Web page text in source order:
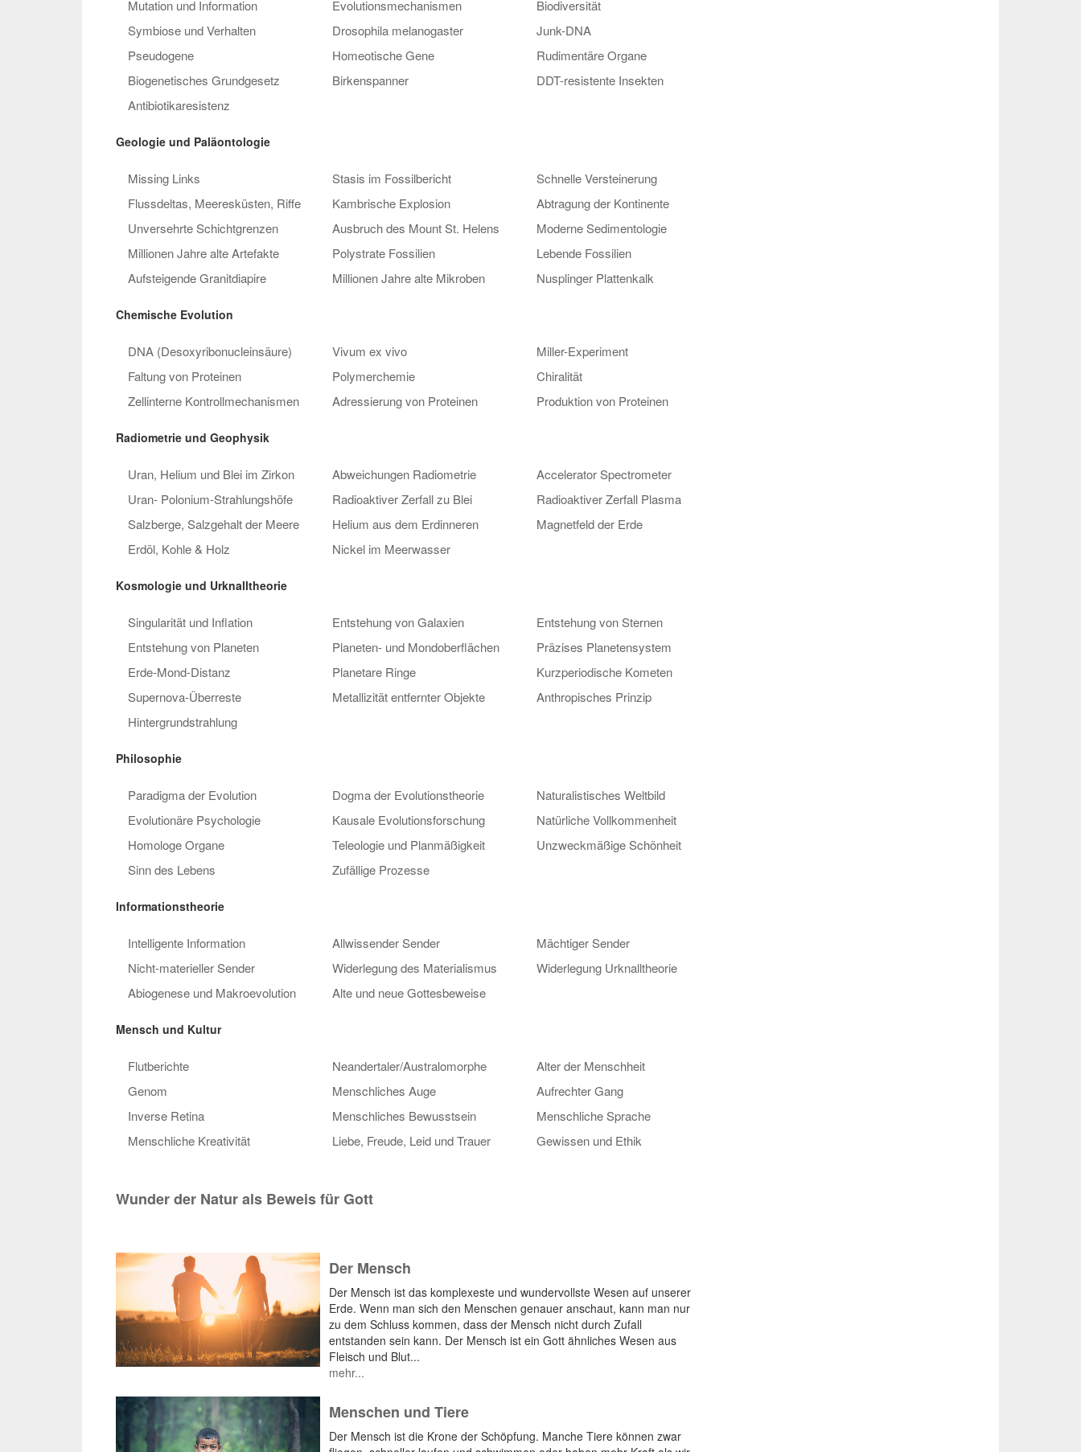
Mutation und Information
Symbiose und Verhalten
Pseudogene
Biogenetisches Grundgesetz
Antibiotikaresistenz
Evolutionsmechanismen
Drosophila melanogaster
Homeotische Gene
Birkenspanner
Biodiversität
Junk-DNA
Rudimentäre Organe
DDT-resistente Insekten
Geologie und Paläontologie
Missing Links
Flussdeltas, Meeresküsten, Riffe
Unversehrte Schichtgrenzen
Millionen Jahre alte Artefakte
Aufsteigende Granitdiapire
Stasis im Fossilbericht
Kambrische Explosion
Ausbruch des Mount St. Helens
Polystrate Fossilien
Millionen Jahre alte Mikroben
Schnelle Versteinerung
Abtragung der Kontinente
Moderne Sedimentologie
Lebende Fossilien
Nusplinger Plattenkalk
Chemische Evolution
DNA (Desoxyribonucleinsäure)
Faltung von Proteinen
Zellinterne Kontrollmechanismen
Vivum ex vivo
Polymerchemie
Adressierung von Proteinen
Miller-Experiment
Chiralität
Produktion von Proteinen
Radiometrie und Geophysik
Uran, Helium und Blei im Zirkon
Uran- Polonium-Strahlungshöfe
Salzberge, Salzgehalt der Meere
Erdöl, Kohle & Holz
Abweichungen Radiometrie
Radioaktiver Zerfall zu Blei
Helium aus dem Erdinneren
Nickel im Meerwasser
Accelerator Spectrometer
Radioaktiver Zerfall Plasma
Magnetfeld der Erde
Kosmologie und Urknalltheorie
Singularität und Inflation
Entstehung von Planeten
Erde-Mond-Distanz
Supernova-Überreste
Hintergrundstrahlung
Entstehung von Galaxien
Planeten- und Mondoberflächen
Planetare Ringe
Metallizität entfernter Objekte
Entstehung von Sternen
Präzises Planetensystem
Kurzperiodische Kometen
Anthropisches Prinzip
Philosophie
Paradigma der Evolution
Evolutionäre Psychologie
Homologe Organe
Sinn des Lebens
Dogma der Evolutionstheorie
Kausale Evolutionsforschung
Teleologie und Planmäßigkeit
Zufällige Prozesse
Naturalistisches Weltbild
Natürliche Vollkommenheit
Unzweckmäßige Schönheit
Informationstheorie
Intelligente Information
Nicht-materieller Sender
Abiogenese und Makroevolution
Allwissender Sender
Widerlegung des Materialismus
Alte und neue Gottesbeweise
Mächtiger Sender
Widerlegung Urknalltheorie
Mensch und Kultur
Flutberichte
Genom
Inverse Retina
Menschliche Kreativität
Neandertaler/Australomorphe
Menschliches Auge
Menschliches Bewusstsein
Liebe, Freude, Leid und Trauer
Alter der Menschheit
Aufrechter Gang
Menschliche Sprache
Gewissen und Ethik
Wunder der Natur als Beweis für Gott
Der Mensch
Der Mensch ist das komplexeste und wundervollste Wesen auf unserer
Erde. Wenn man sich den Menschen genauer anschaut, kann man nur
zu dem Schluss kommen, dass der Mensch nicht durch Zufall
entstanden sein kann. Der Mensch ist ein Gott ähnliches Wesen aus
Fleisch und Blut...
mehr...
Menschen und Tiere
Der Mensch ist die Krone der Schöpfung. Manche Tiere können zwar